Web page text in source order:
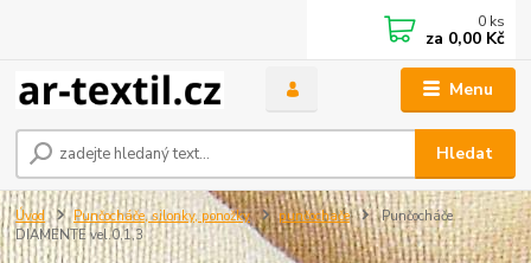
Menu
Hledat
0 ks
za 0,00 Kč
Úvod Punčocháče, silonky, ponožky punčochače
Punčocháče
DIAMENTE vel.0,1,3